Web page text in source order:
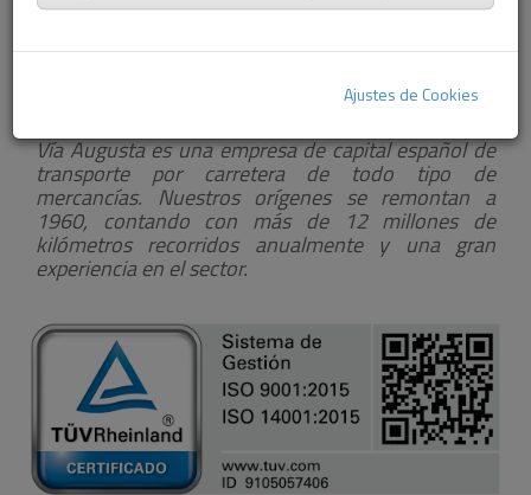
Vía Augusta es una empresa de capital español de
transporte por carretera de todo tipo de
mercancías. Nuestros orígenes se remontan a
1960, contando con más de 12 millones de
kilómetros recorridos anualmente y una gran
experiencia en el sector.
Ajustes de Cookies